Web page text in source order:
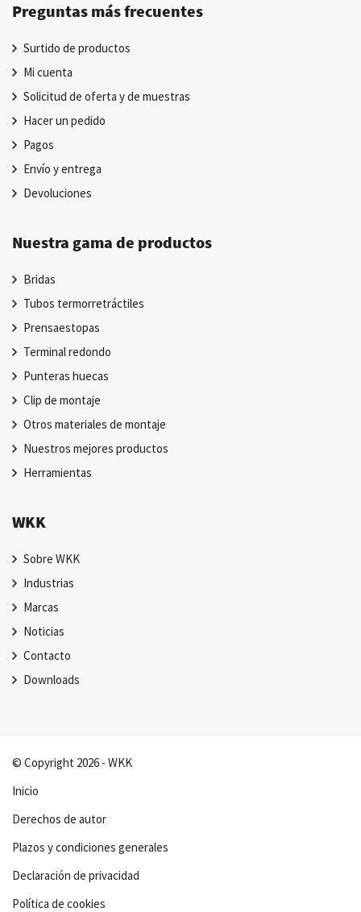
Preguntas más frecuentes
Surtido de productos
Mi cuenta
Solicitud de oferta y de muestras
Hacer un pedido
Pagos
Envío y entrega
Devoluciones
Nuestra gama de productos
Bridas
Tubos termorretráctiles
Prensaestopas
Terminal redondo
Punteras huecas
Clip de montaje
Otros materiales de montaje
Nuestros mejores productos
Herramientas
WKK
Sobre WKK
Industrias
Marcas
Noticias
Contacto
Downloads
© Copyright 2026 - WKK
Inicio
Derechos de autor
Plazos y condiciones generales
Declaración de privacidad
Política de cookies